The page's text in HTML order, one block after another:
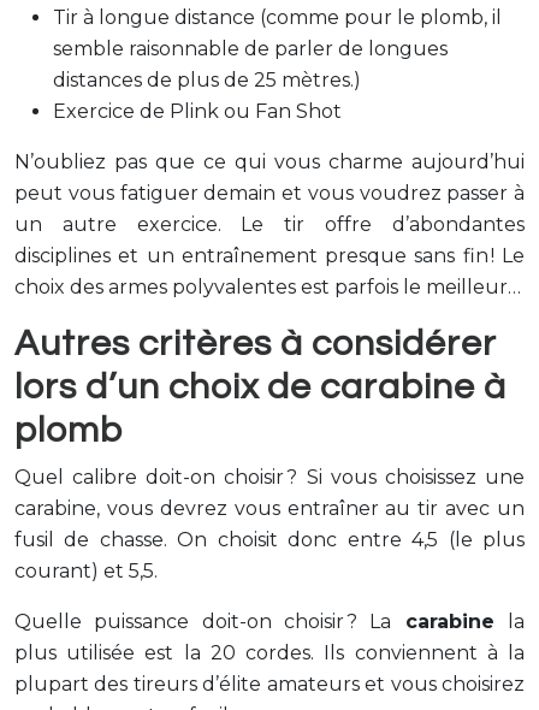
Tir à longue distance (comme pour le plomb, il
semble raisonnable de parler de longues
distances de plus de 25 mètres.)
Exercice de Plink ou Fan Shot
N’oubliez pas que ce qui vous charme aujourd’hui
peut vous fatiguer demain et vous voudrez passer à
un autre exercice. Le tir offre d’abondantes
disciplines et un entraînement presque sans fin ! Le
choix des armes polyvalentes est parfois le meilleur…
Autres critères à considérer
lors d’un choix de carabine à
plomb
Quel calibre doit-on choisir ? Si vous choisissez une
carabine, vous devrez vous entraîner au tir avec un
fusil de chasse. On choisit donc entre 4,5 (le plus
courant) et 5,5.
Quelle puissance doit-on choisir ? La carabine
la
plus utilisée est la 20 cordes. Ils conviennent à la
plupart des tireurs d’élite amateurs et vous choisirez